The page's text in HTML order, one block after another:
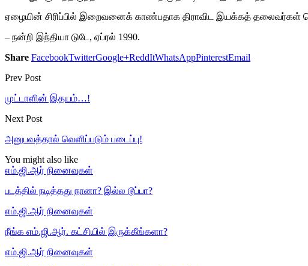
ஏழையின் சிரிப்பில் இறைவனைக் காண்பதாக திராவிட இயக்கத்
– நன்றி இந்தியா டுடே, ஏப்ரல் 1990.
Share FacebookTwitterGoogle+ReddItWhatsAppPinterestEmail
Prev Post
முட்டாளின் இதயம்…!
Next Post
அனுபவத்தால் வெளிப்படும் படைப்பு!
You might also like
எம்.ஜி.ஆர் நினைவுகள்
படத்தில் நடித்தது நானா? இல்ல டூப்பா?
எம்.ஜி.ஆர் நினைவுகள்
நீங்க எம்.ஜி.ஆர். கட்சியில் இருக்கீங்களா?
எம்.ஜி.ஆர் நினைவுகள்